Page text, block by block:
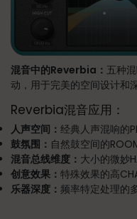
混音中的Reverbia： 五种
动，用于完美的空间设计和
Reverbia混音应用：
人声空间： 经典人声混响的
鼓氛围： 自然鼓空间的
混音总线维度： 大小的微妙
创意效果： 特殊效果的高
乐器深度： 频率特定处理的